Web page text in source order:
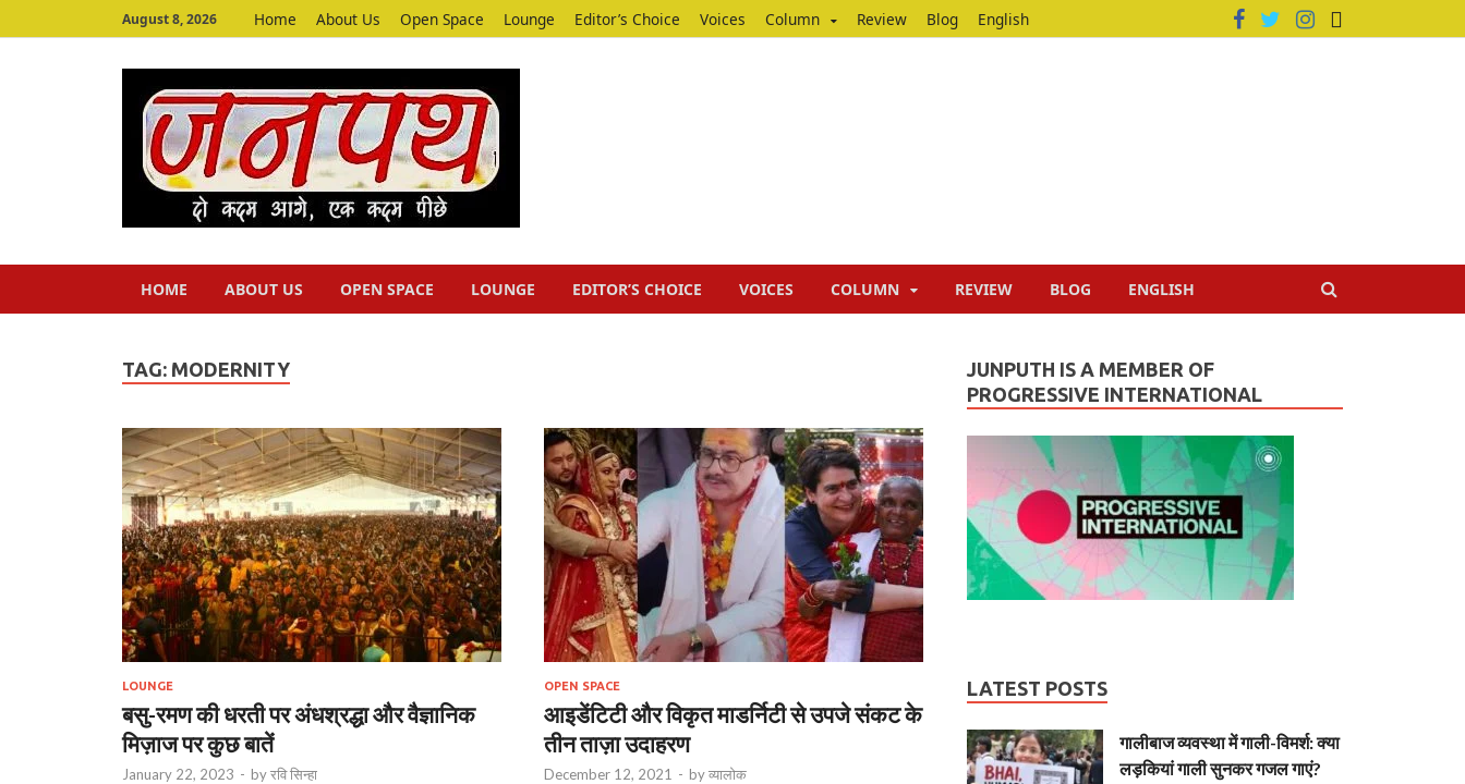
August 8, 2026 Home About Us Open Space Lounge Editor’s Choice Voices Column Review Blog English
HOME ABOUT US OPEN SPACE LOUNGE EDITOR’S CHOICE VOICES COLUMN REVIEW BLOG ENGLISH
TAG: MODERNITY
LOUNGE
बसु-रमण की धरती पर अंधश्रद्धा और वैज्ञानिक
मिज़ाज पर कुछ बातें
January 22, 2023 - byरवि सिन्हा
OPEN SPACE
आइडेंटिटी और विकृत माडर्निटी से उपजे संकट के
तीन ताज़ा उदाहरण
December 12, 2021 - byव्यालोक
JUNPUTH IS A MEMBER OF
PROGRESSIVE INTERNATIONAL
LATEST POSTS
गालीबाज व्‍यवस्‍था में गाली-विमर्श: क्या
लड़कियां गाली सुनकर गजल गाएं?